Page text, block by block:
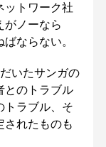
ットワーク社
がノーなら
ならない。
いたサンガの
とのトラブル
トラブル、そ
されたものも